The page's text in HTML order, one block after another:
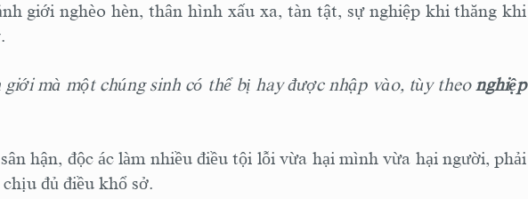
giới nghèo hèn, thân hình xấu xa, tàn tật, sự nghiệp khi thăng khi
giới mà một chúng sinh có thể bị hay được nhập vào, tùy theo nghiệp
hận, độc ác làm nhiều điều tội lỗi vừa hại mình vừa hại người, phải
đủ điều khổ sở.